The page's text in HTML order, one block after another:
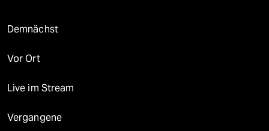
Demnächst
Vor Ort
Live im Stream
Vergangene